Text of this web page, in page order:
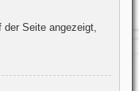
der Seite angezeigt,